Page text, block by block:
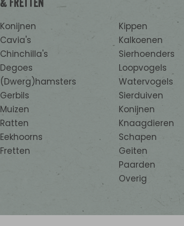
& Fretten
Konijnen
Cavia's
Chinchilla's
Degoes
(Dwerg)hamsters
Gerbils
Muizen
Ratten
Eekhoorns
Fretten
Kippen
Kalkoenen
Sierhoenders
Loopvogels
Watervogels
Sierduiven
Konijnen
Knaagdieren
Schapen
Geiten
Paarden
Overig